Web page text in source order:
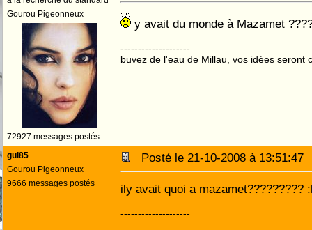
Gourou Pigeonneux
72927 messages postés
y avait du monde à Mazamet
--------------------
buvez de l'eau de Millau, vos idées seront
gui85
Gourou Pigeonneux
9666 messages postés
Posté le 21-10-2008 à
ily avait quoi a mazamet?????????
--------------------